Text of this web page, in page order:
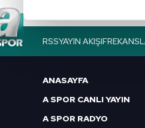
Her halükârda,
Sizlere daha iyi bir hizmet
çerezler vasıtasıyla
reklam/pazarlama
Çerezlere ilişkin
butonuna tıklayabilir,
RSSYAYIN AKIŞI
ANASAYFA
A SPOR CANLI YAYIN
A SPOR RADYO